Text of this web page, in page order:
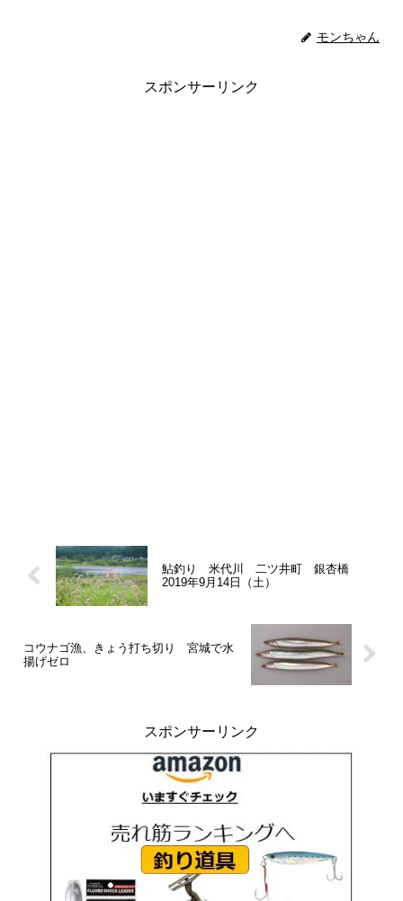
モンちゃん
スポンサーリンク
鮎釣り 米代川 二ツ井町 銀杏橋
2019年9月14日（土）
コウナゴ漁、きょう打ち切り 宮城で水
揚げゼロ
スポンサーリンク